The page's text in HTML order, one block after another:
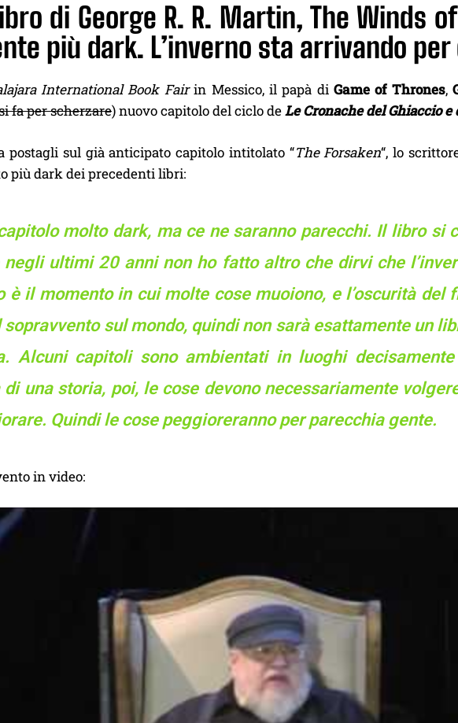
di George R. R. Martin, The Winds
più dark. L’inverno sta arrivando
International Book Fairin Messico, il papà diGame of Thrones,
fa per scherzare) nuovo capitolo del ciclo deLe Cronache del Ghiaccio e
postagli sul già anticipato capitolo intitolato “The Forsaken“, lo
più dark dei precedenti libri:
molto dark, ma ce ne saranno parecchi. Il libro si
ultimi 20 anni non ho fatto altro che dirvi che
è il momento in cui molte cose muoiono, e l’oscurità del
sopravvento sul mondo, quindi non sarà esattamente un
Alcuni capitoli sono ambientati in luoghi
una storia, poi, le cose devono necessariamente
Quindi le cose peggioreranno per parecchia gente.
in video: